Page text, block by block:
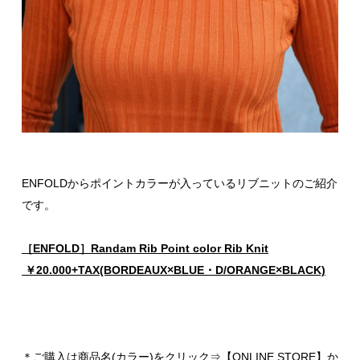
ENFOLDからポイントカラーが入っているリブニットのご紹介
です。
［ENFOLD］Randam Rib Point color Rib Knit
￥20.000+TAX(BORDEAUX×BLUE・D/ORANGE×BLACK)
＊ご購入は商品名(カラー)をクリック⇒【ONLINE STORE】か